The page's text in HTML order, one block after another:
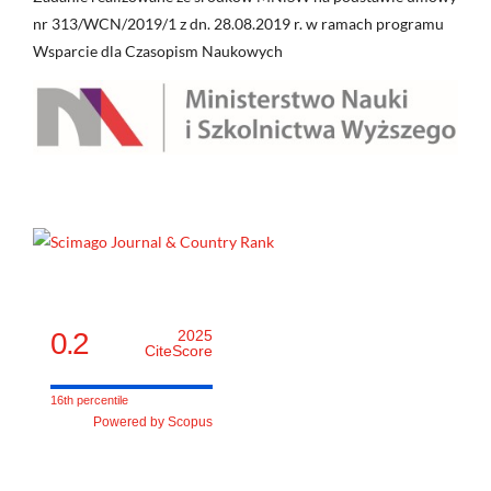
nr 313/WCN/2019/1 z dn. 28.08.2019 r. w ramach programu
Wsparcie dla Czasopism Naukowych
0.2
2025
CiteScore
16th percentile
Powered by Scopus